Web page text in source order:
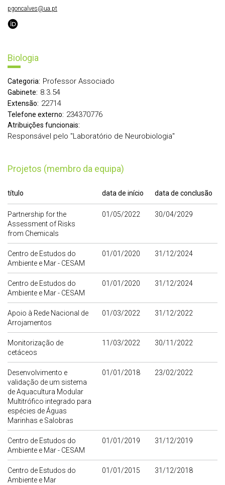
Biologia
Categoria: Professor Associado
Gabinete: 8.3.54
Extensão: 22714
Telefone externo: 234370776
Atribuições funcionais:
Responsável pelo "Laboratório de Neurobiologia"
Projetos (membro da equipa)
título data de início data de conclusão
Partnership for the
Assessment of Risks
from Chemicals
01/05/2022 30/04/2029
Centro de Estudos do
Ambiente e Mar - CESAM
01/01/2020 31/12/2024
Centro de Estudos do
Ambiente e Mar - CESAM
01/01/2020 31/12/2024
Apoio à Rede Nacional de
Arrojamentos
01/03/2022 31/12/2022
Monitorização de
cetáceos
11/03/2022 30/11/2022
Desenvolvimento e
validação de um sistema
de Aquacultura Modular
Multitrófico integrado para
espécies de Águas
Marinhas e Salobras
01/01/2018 23/02/2022
Centro de Estudos do
Ambiente e Mar - CESAM
01/01/2019 31/12/2019
Centro de Estudos do
Ambiente e Mar
01/01/2015 31/12/2018
pgoncalves@ua.pt